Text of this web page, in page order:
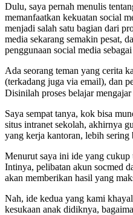
Dulu, saya pernah menulis
memanfaatkan kekuatan social
menjadi salah satu bagian dari
media sekarang semakin pesat,
penggunaan social media
Ada seorang teman yang cerita
(terkadang juga via email), dan
Disinilah proses belajar
Saya sempat tanya, kok bisa
situs intranet sekolah, akhirnya
yang kerja kantoran, lebih
Menurut saya ini ide yang cukup
Intinya, pelibatan akun socmed
akan memberikan hasil yang
Nah, ide kedua yang kami
kesukaan anak didiknya,